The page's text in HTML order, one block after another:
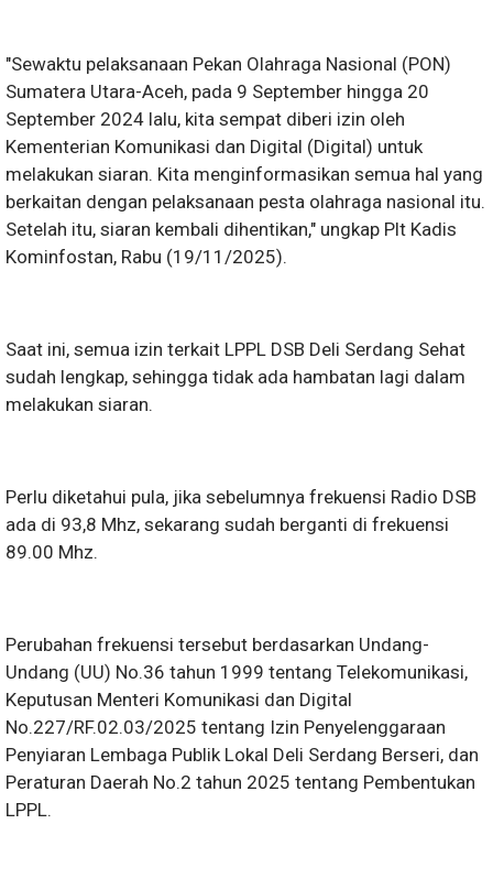
"Sewaktu pelaksanaan Pekan Olahraga Nasional (PON)
Sumatera Utara-Aceh, pada 9 September hingga 20
September 2024 lalu, kita sempat diberi izin oleh
Kementerian Komunikasi dan Digital (Digital) untuk
melakukan siaran. Kita menginformasikan semua hal yang
berkaitan dengan pelaksanaan pesta olahraga nasional itu.
Setelah itu, siaran kembali dihentikan," ungkap Plt Kadis
Kominfostan, Rabu (19/11/2025).
Saat ini, semua izin terkait LPPL DSB Deli Serdang Sehat
sudah lengkap, sehingga tidak ada hambatan lagi dalam
melakukan siaran.
Perlu diketahui pula, jika sebelumnya frekuensi Radio DSB
ada di 93,8 Mhz, sekarang sudah berganti di frekuensi
89.00 Mhz.
Perubahan frekuensi tersebut berdasarkan Undang-
Undang (UU) No.36 tahun 1999 tentang Telekomunikasi,
Keputusan Menteri Komunikasi dan Digital
No.227/RF.02.03/2025 tentang Izin Penyelenggaraan
Penyiaran Lembaga Publik Lokal Deli Serdang Berseri, dan
Peraturan Daerah No.2 tahun 2025 tentang Pembentukan
LPPL.